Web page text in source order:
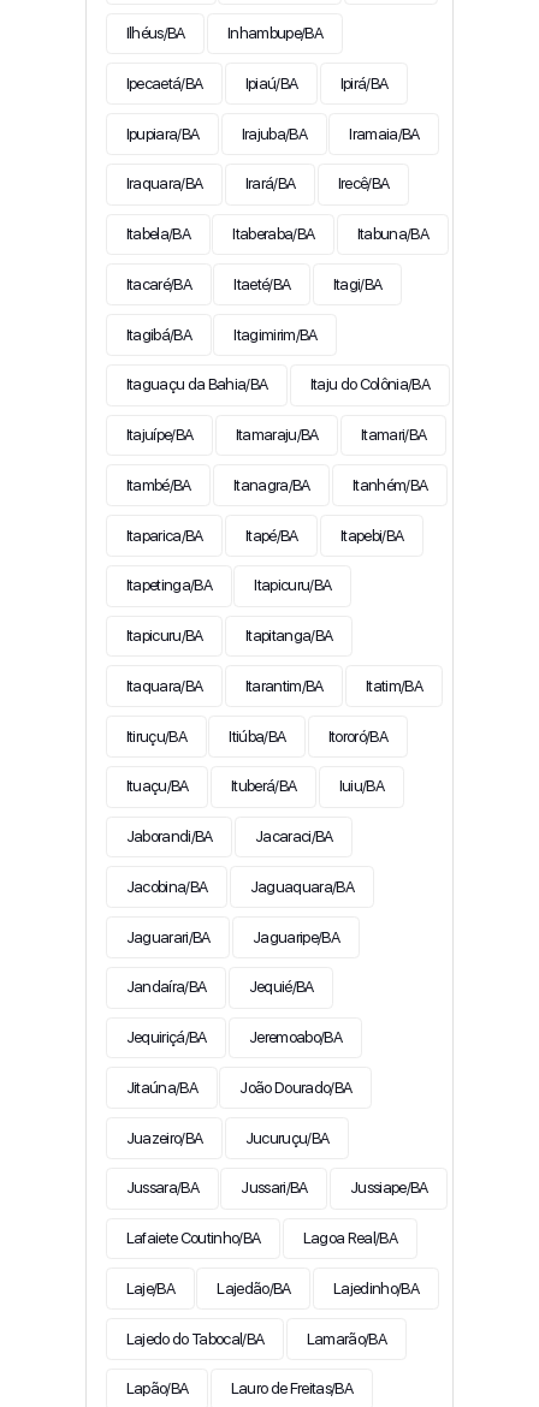
Ilhéus/BA Inhambupe/BA
Ipecaetá/BA Ipiaú/BA Ipirá/BA
Ipupiara/BA Irajuba/BA Iramaia/BA
Iraquara/BA Irará/BA Irecê/BA
Itabela/BA Itaberaba/BA Itabuna/BA
Itacaré/BA Itaeté/BA Itagi/BA
Itagibá/BA Itagimirim/BA
Itaguaçu da Bahia/BA Itaju do Colônia/BA
Itajuípe/BA Itamaraju/BA Itamari/BA
Itambé/BA Itanagra/BA Itanhém/BA
Itaparica/BA Itapé/BA Itapebi/BA
Itapetinga/BA Itapicuru/BA
Itapicuru/BA Itapitanga/BA
Itaquara/BA Itarantim/BA Itatim/BA
Itiruçu/BA Itiúba/BA Itororó/BA
Ituaçu/BA Ituberá/BA Iuiu/BA
Jaborandi/BA Jacaraci/BA
Jacobina/BA Jaguaquara/BA
Jaguarari/BA Jaguaripe/BA
Jandaíra/BA Jequié/BA
Jequiriçá/BA Jeremoabo/BA
Jitaúna/BA João Dourado/BA
Juazeiro/BA Jucuruçu/BA
Jussara/BA Jussari/BA Jussiape/BA
Lafaiete Coutinho/BA Lagoa Real/BA
Laje/BA Lajedão/BA Lajedinho/BA
Lajedo do Tabocal/BA Lamarão/BA
Lapão/BA Lauro de Freitas/BA